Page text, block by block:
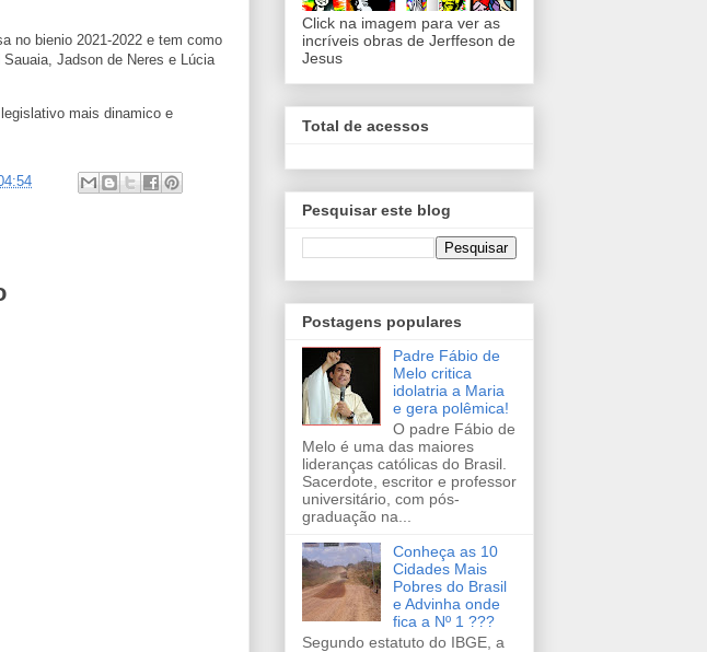
no bienio 2021-2022 e tem como
Jadson de Neres e Lúcia
mais dinamico e
Click na imagem para ver as
incríveis obras de Jerffeson de
Jesus
Total de acessos
Pesquisar este blog
Postagens populares
Padre Fábio de
Melo critica
idolatria a Maria
e gera polêmica!
O padre Fábio de
Melo é uma das maiores
lideranças católicas do Brasil.
Sacerdote, escritor e professor
universitário, com pós-
graduação na...
Conheça as 10
Cidades Mais
Pobres do Brasil
e Advinha onde
fica a Nº 1 ???
Segundo estatuto do IBGE, a